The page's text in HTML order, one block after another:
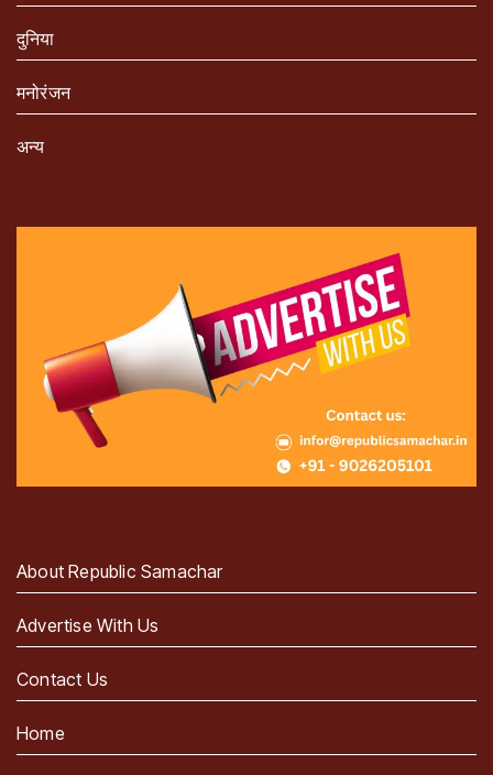
दुनिया
मनोरंजन
अन्य
About Republic Samachar
Advertise With Us
Contact Us
Home